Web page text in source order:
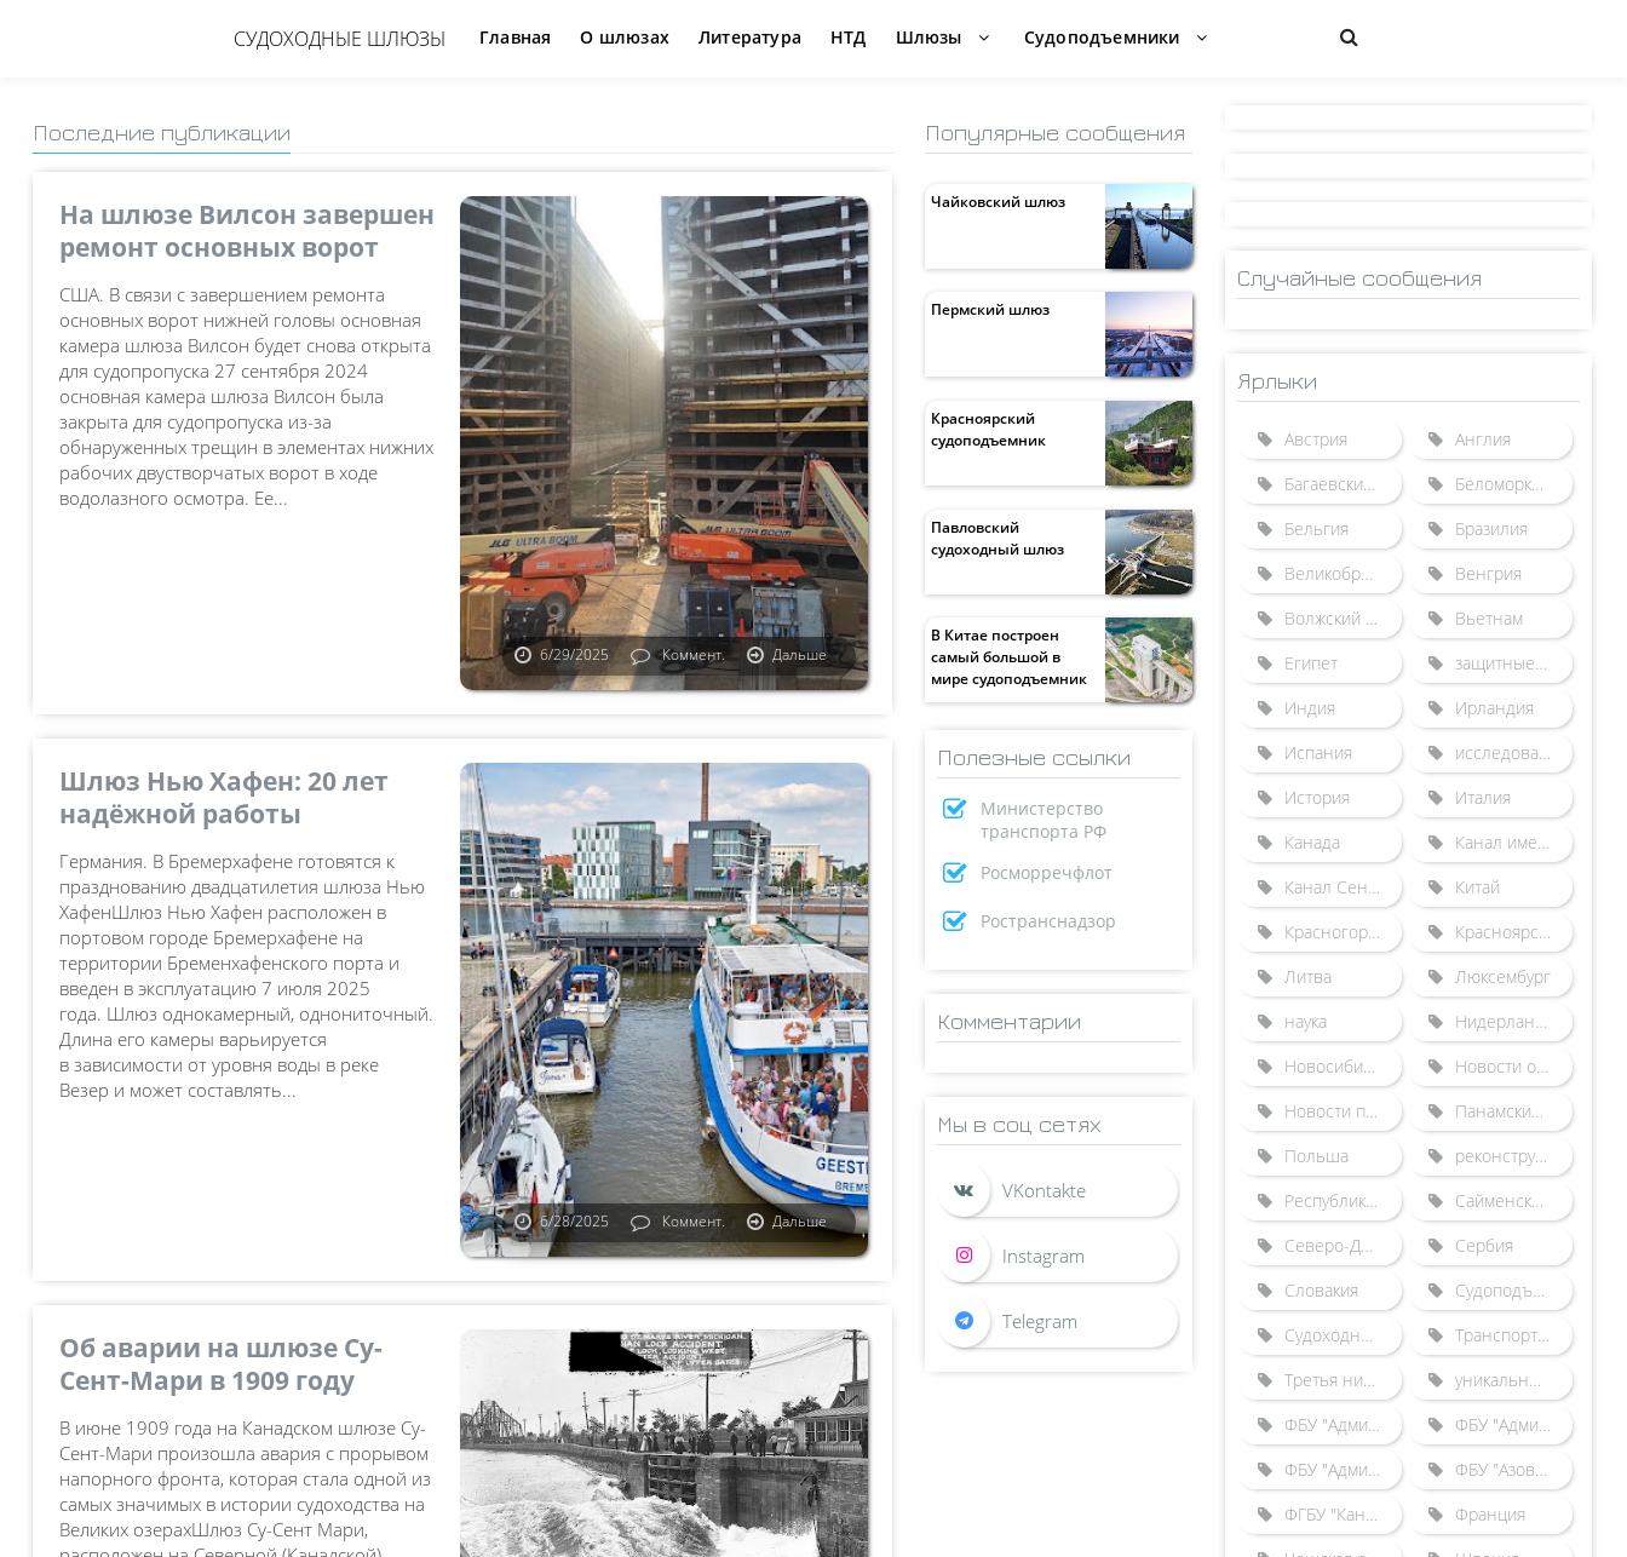
СУДОХОДНЫЕ ШЛЮЗЫ Главная О шлюзах Литература НТД Шлюзы Судоподъемники
Последние публикации
На шлюзе Вилсон завершен
ремонт основных ворот
США. В связи с завершением ремонта
основных ворот нижней головы основная
камера шлюза Вилсон будет снова открыта
для судопропуска 27 сентября 2024
основная камера шлюза Вилсон была
закрыта для судопропуска из-за
обнаруженных трещин в элементах нижних
рабочих двустворчатых ворот в ходе
водолазного осмотра. Ее...
6/29/2025 Коммент. Дальше
Шлюз Нью Хафен: 20 лет
надёжной работы
Германия. В Бремерхафене готовятся к
празднованию двадцатилетия шлюза Нью
ХафенШлюз Нью Хафен расположен в
портовом городе Бремерхафене на
территории Бременхафенского порта и
введен в эксплуатацию 7 июля 2025
года. Шлюз однокамерный, однониточный.
Длина его камеры варьируется
в зависимости от уровня воды в реке
Везер и может составлять...
6/28/2025 Коммент. Дальше
Об аварии на шлюзе Су-
Сент-Мари в 1909 году
В июне 1909 года на Канадском шлюзе Су-
Сент-Мари произошла авария с прорывом
напорного фронта, которая стала одной из
самых значимых в истории судоходства на
Великих озерахШлюз Су-Сент Мари,
Популярные сообщения
Чайковский шлюз
Пермский шлюз
Красноярский
судоподъемник
Павловский
судоходный шлюз
В Китае построен
самый большой в
мире судоподъемник
Полезные ссылки
Министерство
транспорта РФ
Росморречфлот
Ространснадзор
Комментарии
Мы в соц сетях
Случайные сообщения
Ярлыки
Австрия
Англия
Багаевский гидроузел
Беломорканал
Бельгия
Бразилия
Великобритания
Венгрия
Волжский бассейн
Вьетнам
Египет
защитные сооружения от наводнений
Индия
Ирландия
Испания
исследования
История
Италия
Канада
Канал имени Москвы
Канал Сена-Северная Европа
Китай
Красногорский гидроузел
Красноярский судоподъемник
Литва
Люксембург
наука
Нидерланды
Новосибирский шлюз
Новости отрасли
Новости по зарубежным шлюзам
Панамский канал
Польша
реконструкция Городецкого гидроузла
Республика Беларусь
Сайменский канал
Северо-Двинская шлюзованная система
Сербия
Словакия
Судоподъемники
Судоходные каналы
Транспортные происшествия
Третья нитка Городецкого шлюза
уникальные гидротехнические сооружения
ФБУ "Администрация "Волго-Балт"
ФБУ "Администрация "Волго-Дон"
ФБУ "Администрация "Камводпуть"
ФБУ "Азово-Донская бассейновая администрация"
ФГБУ "Канал имени Москвы"
Франция